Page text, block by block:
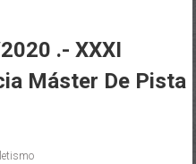
.- XXXI
Máster De Pista